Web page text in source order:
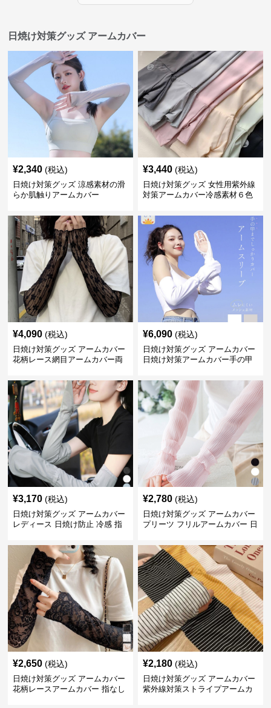
日焼け対策グッズ アームカバー
¥2,340 (税込)
日焼け対策グッズ 涼感素材の滑
らか肌触りアームカバー
¥3,440 (税込)
日焼け対策グッズ 女性用紫外線
対策アームカバー冷感素材６色
¥4,090 (税込)
日焼け対策グッズ アームカバー
花柄レース網目アームカバー両
¥6,090 (税込)
日焼け対策グッズ アームカバー
日焼け対策アームカバー手の甲
¥3,170 (税込)
日焼け対策グッズ アームカバー
レディース 日焼け防止 冷感 指
¥2,780 (税込)
日焼け対策グッズ アームカバー
プリーツ フリルアームカバー 日
¥2,650 (税込)
日焼け対策グッズ アームカバー
花柄レースアームカバー 指なし
¥2,180 (税込)
日焼け対策グッズ アームカバー
紫外線対策ストライプアームカ